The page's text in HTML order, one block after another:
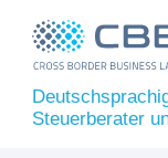
Steuerberater